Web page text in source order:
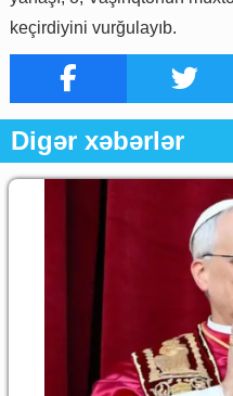
keçirdiyini vurğulayıb.
Digər xəbərlər